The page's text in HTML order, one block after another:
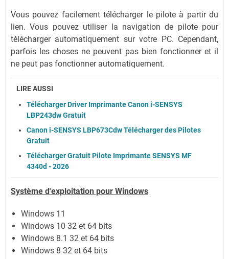
Vous pouvez facilement télécharger le pilote à partir du
lien.Vous pouvez utiliser la navigation de pilote pour
télécharger automatiquement sur votre PC. Cependant,
parfois les choses ne peuvent pas bien fonctionner et il
ne peut pas fonctionner automatiquement.
LIRE AUSSI
Télécharger Driver Imprimante Canon i-SENSYS
LBP243dw Gratuit
Canon i-SENSYS LBP673Cdw Télécharger des Pilotes
Gratuit
Télécharger Gratuit Pilote Imprimante SENSYS MF
4340d - 2026
Système d'exploitation pour Windows
Windows 11
Windows 10 32 et 64 bits
Windows 8.1 32 et 64 bits
Windows 8 32 et 64 bits